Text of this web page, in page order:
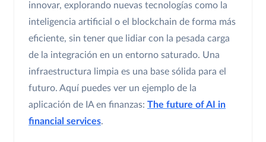
innovar, explorando nuevas tecnologías como la
inteligencia artificial o el blockchain de forma más
eficiente, sin tener que lidiar con la pesada carga
de la integración en un entorno saturado. Una
infraestructura limpia es una base sólida para el
futuro. Aquí puedes ver un ejemplo de la
aplicación de IA en finanzas: The future of AI in
financial services.